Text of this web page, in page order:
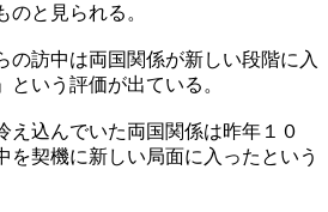
と見られる。
の訪中は両国関係が新しい段階に入
という評価が出ている。
え込んでいた両国関係は昨年１０
を契機に新しい局面に入ったという